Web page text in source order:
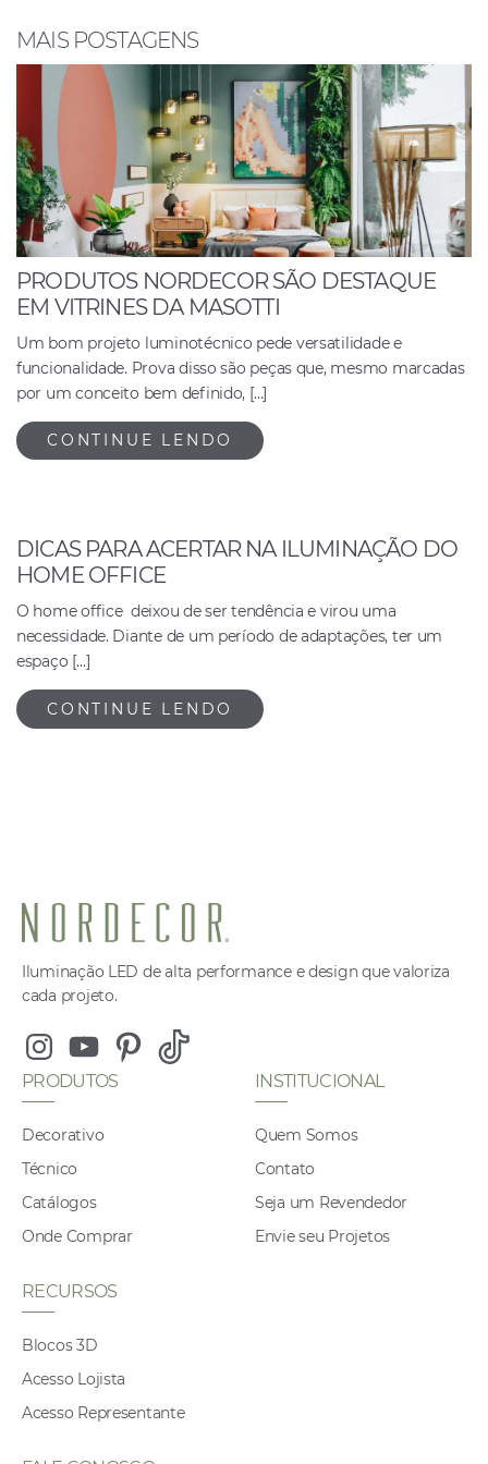
o
k
p
MAIS POSTAGENS
PRODUTOS NORDECOR SÃO DESTAQUE
EM VITRINES DA MASOTTI
Um bom projeto luminotécnico pede versatilidade e
funcionalidade. Prova disso são peças que, mesmo marcadas
por um conceito bem definido, […]
CONTINUE LENDO
DICAS PARA ACERTAR NA ILUMINAÇÃO DO
HOME OFFICE
O home office deixou de ser tendência e virou uma
necessidade. Diante de um período de adaptações, ter um
espaço […]
CONTINUE LENDO
Iluminação LED de alta performance e design que valoriza
cada projeto.
InstagramYoutubePinterest
Tiktok
PRODUTOS
Decorativo
Técnico
Catálogos
Onde Comprar
INSTITUCIONAL
Quem Somos
Contato
Seja um Revendedor
Envie seu Projetos
RECURSOS
Blocos 3D
Acesso Lojista
Acesso Representante